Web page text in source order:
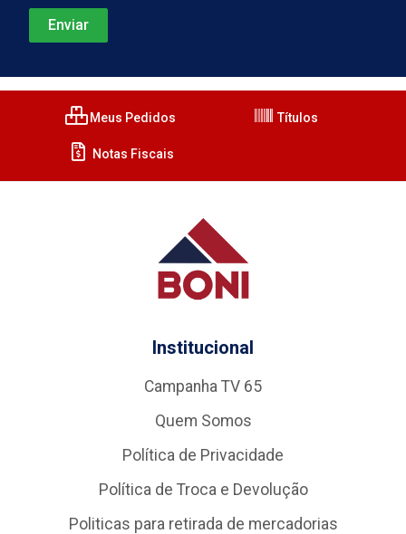
Meus Pedidos Títulos
Notas Fiscais
Institucional
Campanha TV 65
Quem Somos
Política de Privacidade
Política de Troca e Devolução
Politicas para retirada de mercadorias